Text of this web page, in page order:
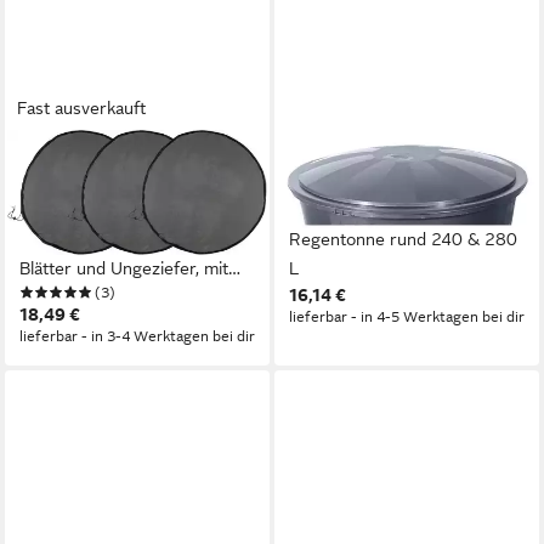
Fast ausverkauft
MAXIMEX
Regentonnendeckel
Regentonnennetz, Ø 95 cm,
(Set, 3-tlg), gegen Schmutz,
Blätter und Ungeziefer, mit
Zugband (3)
18,49 €
lieferbar - in 3-4 Werktagen bei dir
TREND LINE
Regentonnendeckel
TrendLine Deckel für
Regentonne rund 240 & 280
L
16,14 €
lieferbar - in 4-5 Werktagen bei dir